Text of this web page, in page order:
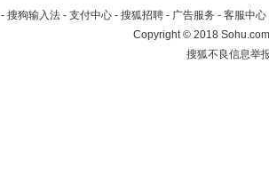
- 搜狗输入法 - 支付中心 - 搜狐招聘 - 广告服务 - 客服中心
Copyright©2018
搜狐不良信息举